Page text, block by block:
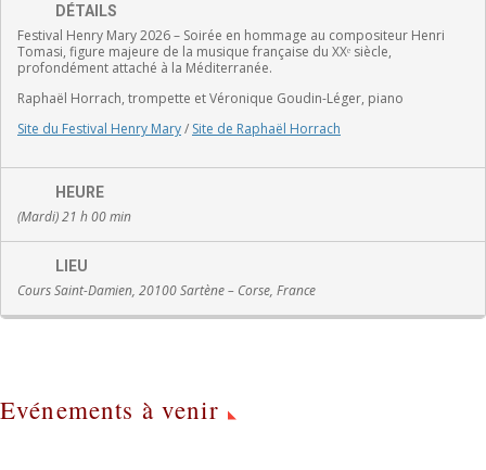
DÉTAILS
Festival Henry Mary 2026 – Soirée en hommage au compositeur Henri
Tomasi, figure majeure de la musique française du XXᵉ siècle,
profondément attaché à la Méditerranée.
Raphaël Horrach, trompette et Véronique Goudin-Léger, piano
Site du Festival Henry Mary/ Site de Raphaël Horrach
HEURE
(Mardi) 21 h 00 min
LIEU
Cours Saint-Damien, 20100 Sartène – Corse, France
Evénements à venir